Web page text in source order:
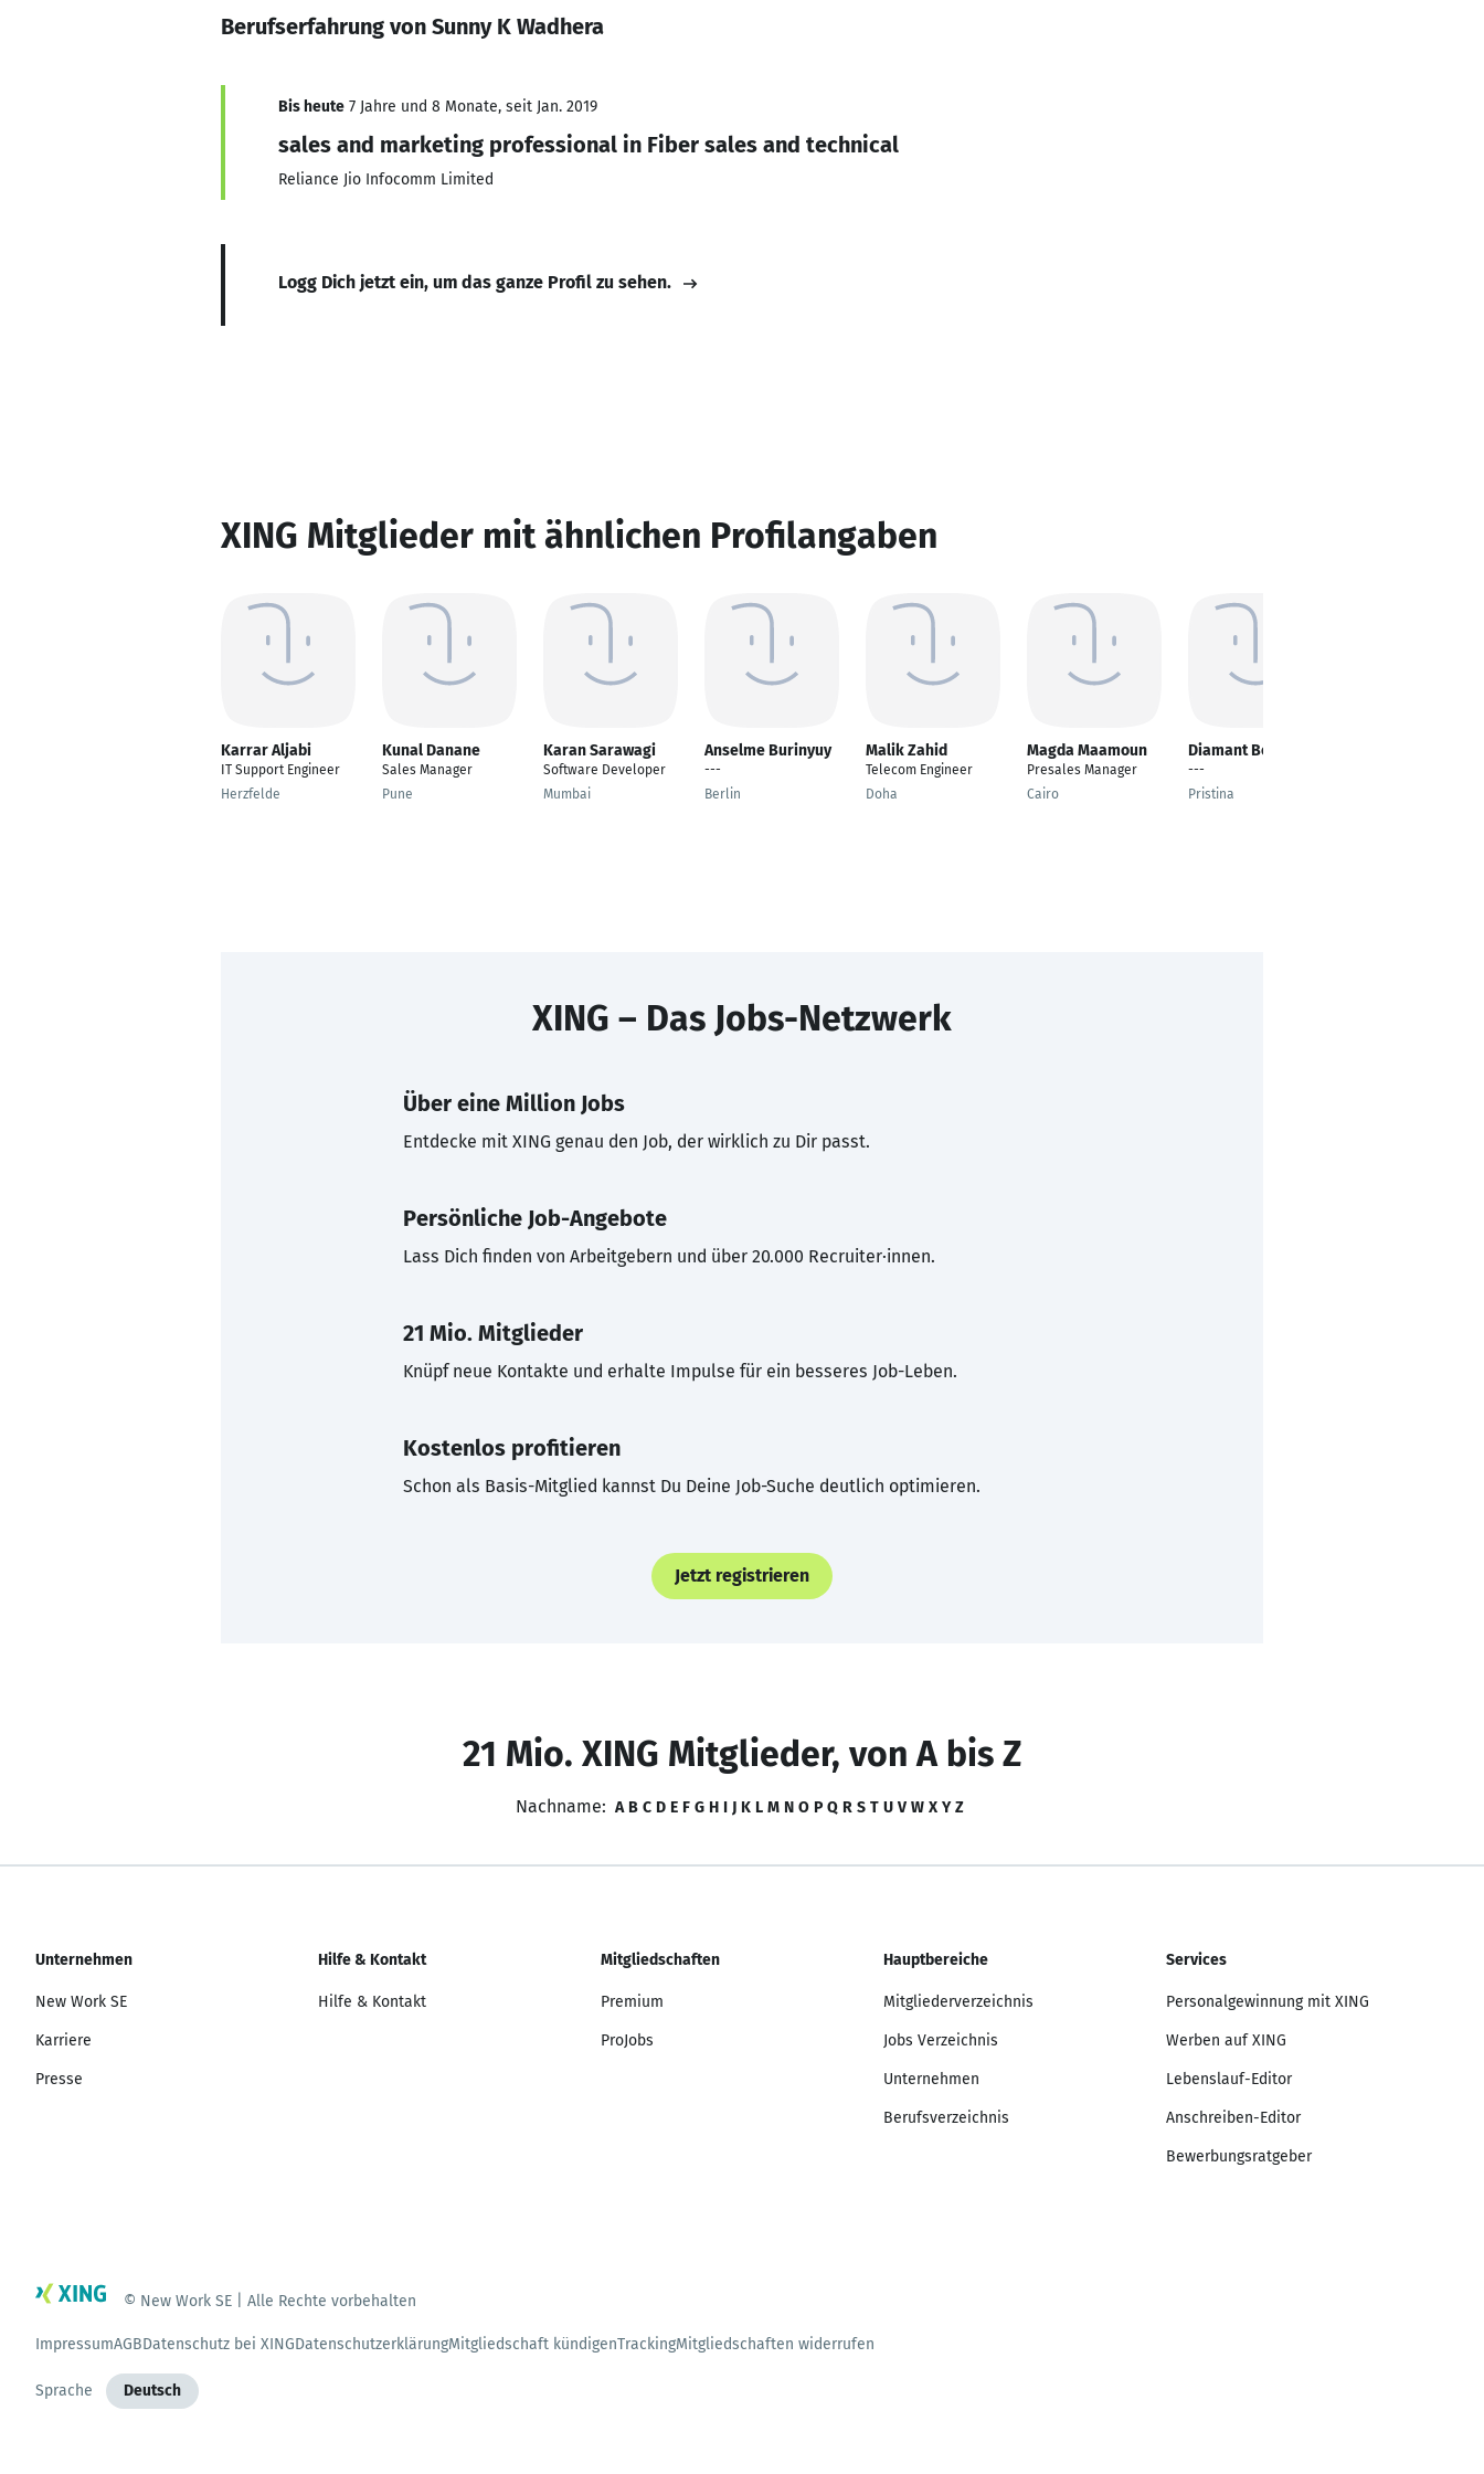
Berufserfahrung von Sunny K Wadhera
Bis heute 7 Jahre und 8 Monate, seit Jan. 2019
sales and marketing professional in Fiber sales and technical
Reliance Jio Infocomm Limited
Logg Dich jetzt ein, um das ganze Profil zu sehen.
XING Mitglieder mit ähnlichen Profilangaben
Karrar Aljabi
IT Support Engineer
Herzfelde
Kunal Danane
Sales Manager
Pune
Karan Sarawagi
Software Developer
Mumbai
Anselme Burinyuy
---
Berlin
Malik Zahid
Telecom Engineer
Doha
Magda Maamoun
Presales Manager
Cairo
Diamant Bekteshi
---
Pristina
XING – Das Jobs-Netzwerk
Über eine Million Jobs
Entdecke mit XING genau den Job, der wirklich zu Dir passt.
Persönliche Job-Angebote
Lass Dich finden von Arbeitgebern und über 20.000 Recruiter·innen.
21 Mio. Mitglieder
Knüpf neue Kontakte und erhalte Impulse für ein besseres Job-Leben.
Kostenlos profitieren
Schon als Basis-Mitglied kannst Du Deine Job-Suche deutlich optimieren.
Jetzt registrieren
21 Mio. XING Mitglieder, von A bis Z
Nachname: A B C D E F G H I J K L M N O P Q R S T U V W X Y Z
Unternehmen
New Work SE
Karriere
Presse
Hilfe & Kontakt
Hilfe & Kontakt
Mitgliedschaften
Premium
ProJobs
Hauptbereiche
Mitgliederverzeichnis
Jobs Verzeichnis
Unternehmen
Berufsverzeichnis
Services
Personalgewinnung mit XING
Werben auf XING
Lebenslauf-Editor
Anschreiben-Editor
Bewerbungsratgeber
© New Work SE | Alle Rechte vorbehalten
ImpressumAGBDatenschutz bei XINGDatenschutzerklärungMitgliedschaft kündigenTrackingMitgliedschaften widerrufen
Sprache Deutsch